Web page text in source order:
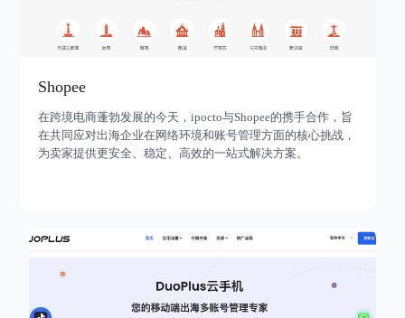
Shopee
在跨境电商蓬勃发展的今天，ipocto与Shopee的携手合作，旨
在共同应对出海企业在网络环境和账号管理方面的核心挑战，
为卖家提供更安全、稳定、高效的一站式解决方案。